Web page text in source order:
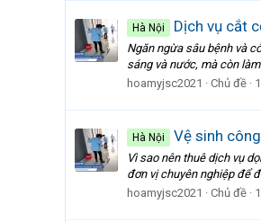
Hà Nội Dịch vụ cắt
Ngăn ngừa sâu bệnh và
sáng và nước, mà còn
hoamyjsc2021
Chủ đề
Hà Nội Vệ sinh
Vì sao nên thuê dịch vụ
đơn vị chuyên nghiệp để
hoamyjsc2021
Chủ đề